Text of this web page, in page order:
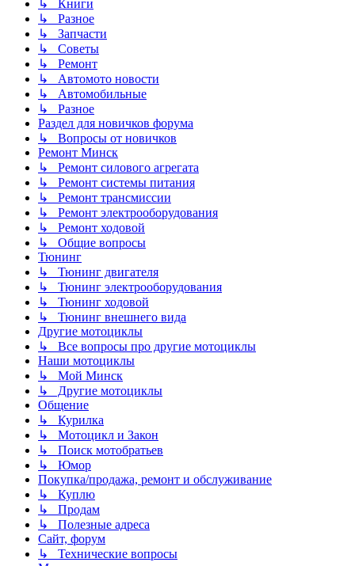
↳ Книги
↳ Разное
↳ Запчасти
↳ Советы
↳ Ремонт
↳ Автомото новости
↳ Автомобильные
↳ Разное
Раздел для новичков форума
↳ Вопросы от новичков
Ремонт Минск
↳ Ремонт силового агрегата
↳ Ремонт системы питания
↳ Ремонт трансмиссии
↳ Ремонт электрооборудования
↳ Ремонт ходовой
↳ Общие вопросы
Тюнинг
↳ Тюнинг двигателя
↳ Тюнинг электрооборудования
↳ Тюнинг ходовой
↳ Тюнинг внешнего вида
Другие мотоциклы
↳ Все вопросы про другие мотоциклы
Наши мотоциклы
↳ Мой Минск
↳ Другие мотоциклы
Общение
↳ Курилка
↳ Мотоцикл и Закон
↳ Поиск мотобратьев
↳ Юмор
Покупка/продажа, ремонт и обслуживание
↳ Куплю
↳ Продам
↳ Полезные адреса
Сайт, форум
↳ Технические вопросы